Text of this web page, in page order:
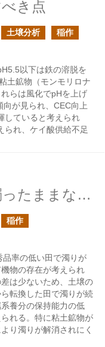
き点
土壌分析 稲作
以下は鉄の溶脱を
土鉱物（モンモリロナ
らは風化でpHを上げ
が見られ、CEC向上
していると考えられ
られ、ケイ酸供給不足
田植え後の水田の水が濁ったままなのは何故なのだろうか？
稲作
品率の低い田で濁りが
物の存在が考えられ
は少ないため、土壌の
転換した田で濁りが続
養分の保持能力の低
れる。特に粘土鉱物が
り濁りが解消されにく